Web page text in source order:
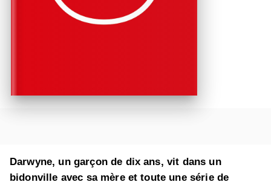
Darwyne, un garçon de dix ans, vit dans un
bidonville avec sa mère et toute une série de